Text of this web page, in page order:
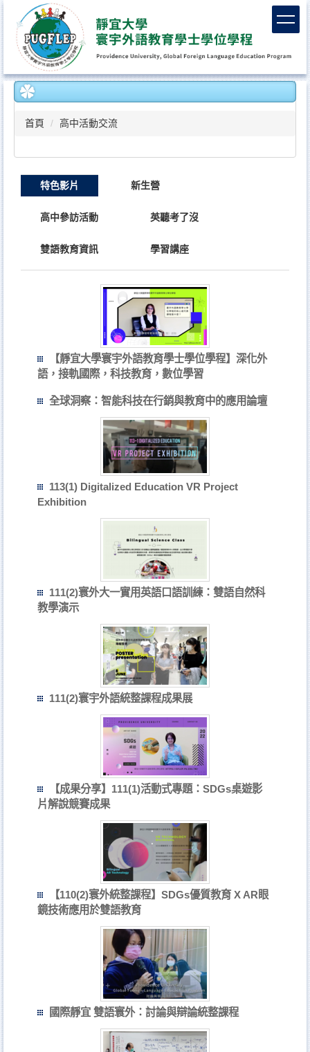
容
區
首頁 高中活動交流
特色影片 新生營
高中參訪活動 英聽考了沒
雙語教育資訊 學習講座
【靜宜大學寰宇外語教育學士學位學程】深化外
語，接軌國際，科技教育，數位學習
全球洞察：智能科技在行銷與教育中的應用論壇
113(1) Digitalized Education VR Project
Exhibition
111(2)寰外大一實用英語口語訓練：雙語自然科
教學演示
111(2)寰宇外語統整課程成果展
【成果分享】111(1)活動式專題：SDGs桌遊影
片解說競賽成果
【110(2)寰外統整課程】SDGs優質教育 X AR眼
鏡技術應用於雙語教育
國際靜宜 雙語寰外：討論與辯論統整課程